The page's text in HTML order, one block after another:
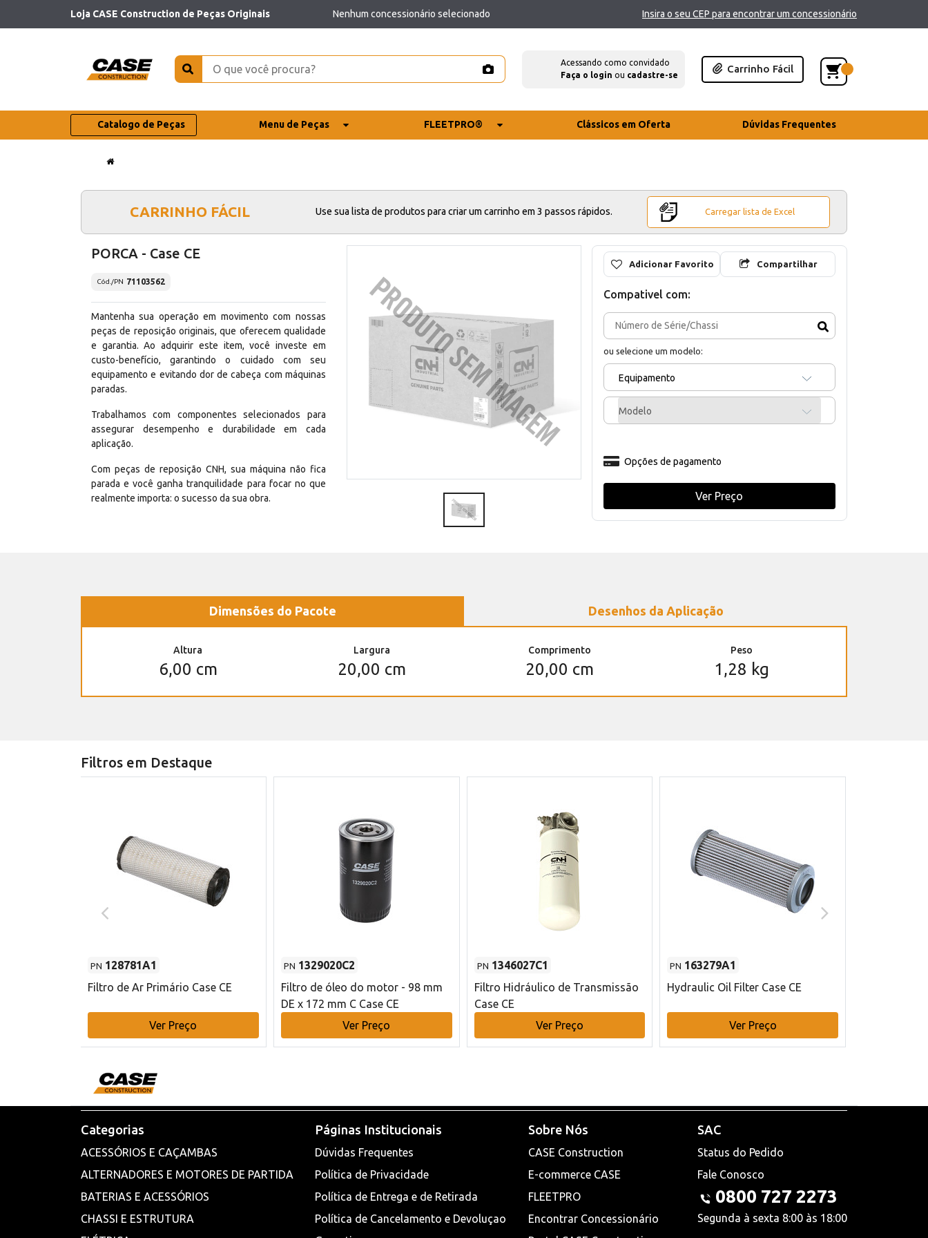
Loja CASE Construction de Peças Originais Nenhum concessionário selecionado Insira o seu CEP para encontrar um concessionário
Acessando como convidado
Faça o login ou cadastre-se
Carrinho Fácil
Catalogo de Peças Menu de Peças FLEETPRO® Clássicos em Oferta Dúvidas Frequentes
CARRINHO FÁCIL Use sua lista de produtos para criar um carrinho em 3 passos rápidos. Carregar lista de Excel
PORCA - Case CE
Cód./PN 71103562
Mantenha sua operação em movimento com nossas
peças de reposição originais, que oferecem qualidade
e garantia. Ao adquirir este item, você investe em
custo-benefício, garantindo o cuidado com seu
equipamento e evitando dor de cabeça com máquinas
paradas.
Trabalhamos com componentes selecionados para
assegurar desempenho e durabilidade em cada
aplicação.
Com peças de reposição CNH, sua máquina não fica
parada e você ganha tranquilidade para focar no que
realmente importa: o sucesso da sua obra.
Adicionar Favorito Compartilhar
Compativel com:
ou selecione um modelo:
Equipamento
Modelo
Opções de pagamento
Ver Preço
Dimensões do Pacote Desenhos da Aplicação
Altura
6,00 cm
Largura
20,00 cm
Comprimento
20,00 cm
Peso
1,28 kg
Filtros em Destaque
PN 128781A1
Filtro de Ar Primário Case CE
Ver Preço
PN 1329020C2
Filtro de óleo do motor - 98 mm
DE x 172 mm C Case CE
Ver Preço
PN 1346027C1
Filtro Hidráulico de Transmissão
Case CE
Ver Preço
PN 163279A1
Hydraulic Oil Filter Case CE
Ver Preço
Categorias
ACESSÓRIOS E CAÇAMBAS
ALTERNADORES E MOTORES DE PARTIDA
BATERIAS E ACESSÓRIOS
CHASSI E ESTRUTURA
Páginas Institucionais
Dúvidas Frequentes
Política de Privacidade
Política de Entrega e de Retirada
Política de Cancelamento e Devoluçao
Sobre Nós
CASE Construction
E-commerce CASE
FLEETPRO
Encontrar Concessionário
SAC
Status do Pedido
Fale Conosco
0800 727 2273
Segunda à sexta 8:00 às 18:00